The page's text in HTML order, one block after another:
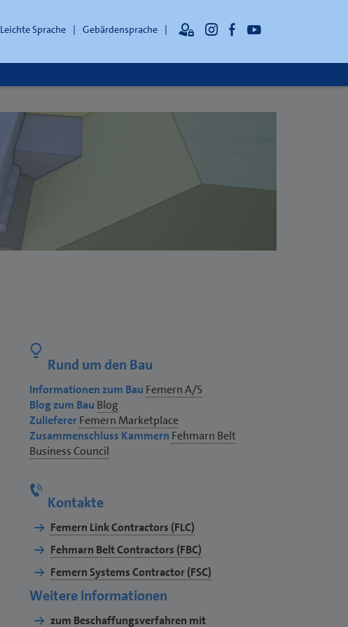
Leichte Sprache
Gebärdensprache
Rund um den Bau
Informationen zum Bau Femern A/S
Blog zum Bau Blog
Zulieferer Femern Marketplace
Zusammenschluss Kammern Fehmarn Belt
Business Council
Kontakte
Femern Link Contractors (FLC)
Fehmarn Belt Contractors (FBC)
Femern Systems Contractor (FSC)
Weitere Informationen
zum Beschaffungsverfahren mit